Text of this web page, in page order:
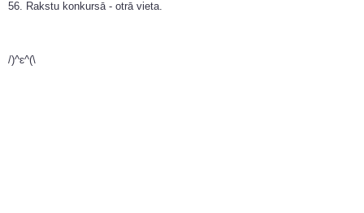
56. Rakstu konkursā - otrā vieta.
/)^ɛ^(\